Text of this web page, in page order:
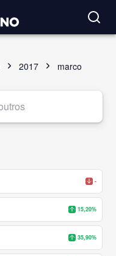
2017 marco
-
15,20%
35,90%